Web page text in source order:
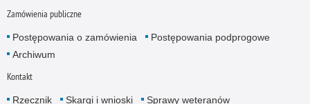
Zamówienia publiczne
Postępowania o zamówienia
Postępowania podprogowe
Archiwum
Kontakt
Rzecznik Skargi i wnioski Sprawy weteranów